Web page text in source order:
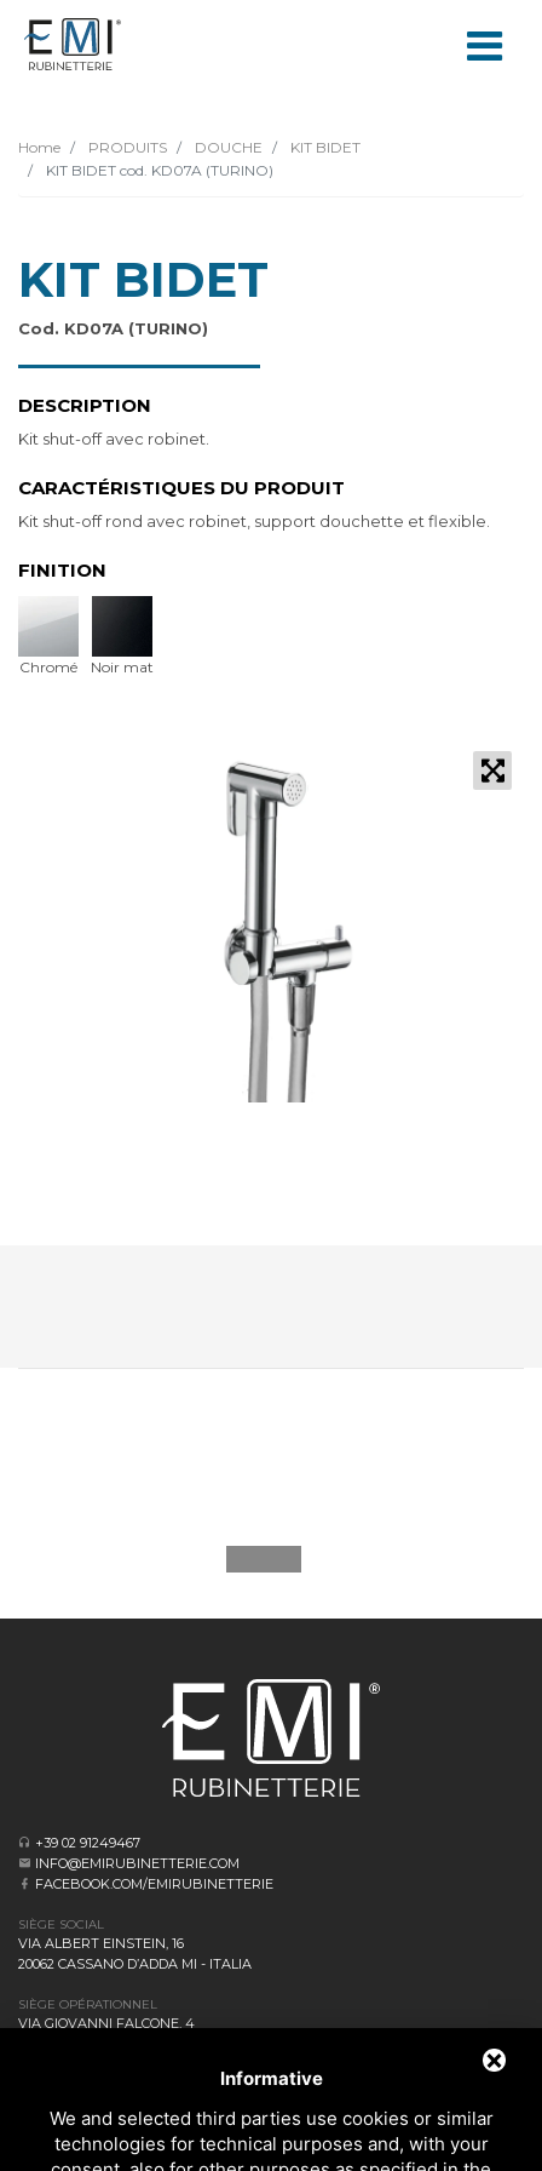
Home PRODUITS DOUCHE
KIT BIDET
KIT BIDET cod. KD07A (TURINO)
KIT BIDET
Cod. KD07A (TURINO)
DESCRIPTION
Kit shut-off avec robinet.
CARACTÉRISTIQUES DU PRODUIT
Kit shut-off rond avec robinet, support douchette et flexible.
FINITION
Chromé Noir mat
+39 02 91249467
INFO@EMIRUBINETTERIE.COM
FACEBOOK.COM/EMIRUBINETTERIE
SIÈGE SOCIAL
VIA ALBERT EINSTEIN, 16
20062 CASSANO D’ADDA MI - ITALIA
SIÈGE OPÉRATIONNEL
VIA GIOVANNI FALCONE, 4
DOWNLOAD
CONTACTEZ-NOUS!
Informative
We and selected third parties use cookies or similar
technologies for technical purposes and, with your